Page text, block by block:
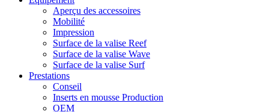
Aperçu des accessoires
Mobilité
Impression
Surface de la valise Reef
Surface de la valise Wave
Surface de la valise Surf
Prestations
Conseil
Inserts en mousse Production
OEM